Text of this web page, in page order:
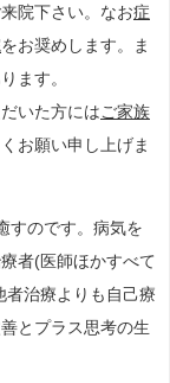
院下さい。なお症
をお奨めします。ま
ます。
いた方にはご家族
お願い申し上げま
すのです。病気を
者(医師ほかすべて
治療よりも自己療
とプラス思考の生